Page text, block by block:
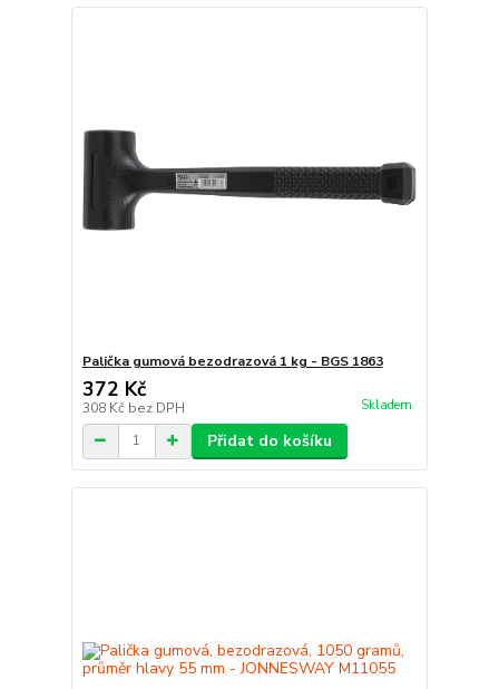
Palička gumová bezodrazová 1 kg - BGS 1863
372 Kč
308 Kč bez DPH Skladem
Přidat do košíku